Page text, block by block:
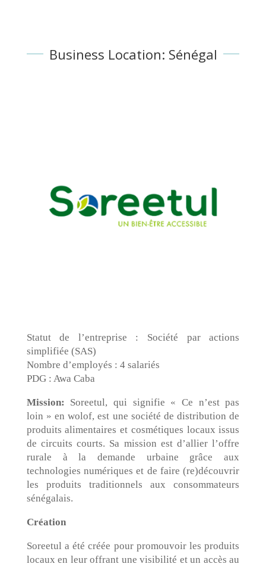
Business Location: Sénégal
Statut de l’entreprise : Société par actions
simplifiée (SAS)
Nombre d’employés : 4 salariés
PDG : Awa Caba
Mission: Soreetul, qui signifie « Ce n’est pas
loin » en wolof, est une société de distribution de
produits alimentaires et cosmétiques locaux issus
de circuits courts. Sa mission est d’allier l’offre
rurale à la demande urbaine grâce aux
technologies numériques et de faire (re)découvrir
les produits traditionnels aux consommateurs
sénégalais.
Création
Soreetul a été créée pour promouvoir les produits
locaux en leur offrant une visibilité et un accès au